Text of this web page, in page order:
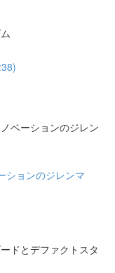
ベーションのジレン
ションのジレンマ
ドとデファクトスタ